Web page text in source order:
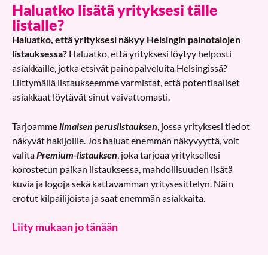
Haluatko lisätä yrityksesi tälle
listalle?
Haluatko, että yrityksesi näkyy Helsingin painotalojen
listauksessa? Haluatko, että yrityksesi löytyy helposti
asiakkaille, jotka etsivät painopalveluita Helsingissä?
Liittymällä listaukseemme varmistat, että potentiaaliset
asiakkaat löytävät sinut vaivattomasti.
Tarjoammeilmaisen peruslistauksen, jossa yrityksesi tiedot
näkyvät hakijoille. Jos haluat enemmän näkyvyyttä, voit
valitaPremium-listauksen, joka tarjoaa yrityksellesi
korostetun paikan listauksessa, mahdollisuuden lisätä
kuvia ja logoja sekä kattavamman yritysesittelyn. Näin
erotut kilpailijoista ja saat enemmän asiakkaita.
Liity mukaan jo tänään